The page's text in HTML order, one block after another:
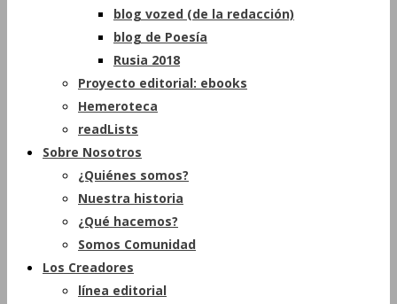
blog vozed (de la redacción)
blog de Poesía
Rusia 2018
Proyecto editorial: ebooks
Hemeroteca
readLists
Sobre Nosotros
¿Quiénes somos?
Nuestra historia
¿Qué hacemos?
Somos Comunidad
Los Creadores
línea editorial